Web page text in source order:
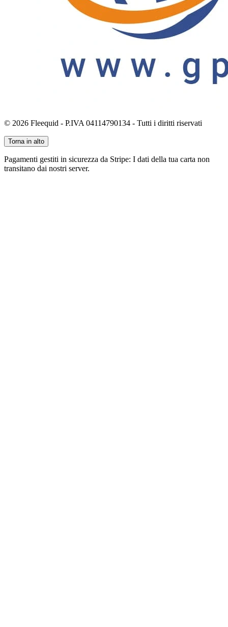
© 2026 Fleequid - P.IVA 04114790134 - Tutti i diritti riservati
Torna in alto
Pagamenti gestiti in sicurezza da Stripe: I dati della tua carta non
transitano dai nostri server.